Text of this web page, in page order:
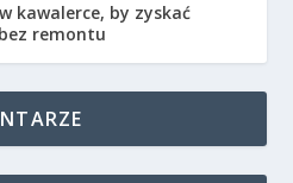
kawalerce, by zyskać
remontu